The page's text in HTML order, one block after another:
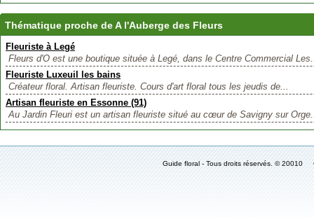
Thématique proche de A l'Auberge des Fleurs
Fleuriste à Legé
Fleurs d'O est une boutique située à Legé, dans le Centre Commercial
Fleuriste Luxeuil les bains
Créateur floral. Artisan fleuriste. Cours d'art floral tous les jeudis de...
Artisan fleuriste en Essonne (91)
Au Jardin Fleuri est un artisan fleuriste situé au cœur de Savigny sur
Guide floral - Tous droits réservés. ©